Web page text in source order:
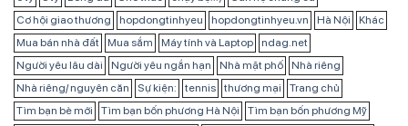
Cơ hội giao thương
hopdongtinhyeu hopdongtinhyeu.vn Hà Nội
Khác
Mua bán nhà đất
Mua sắm Máy tính và Laptop
ndag.net
Người yêu lâu dài
Người yêu ngắn hạn Nhà mặt phố
Nhà riêng
Nhà riêng/ nguyên căn
Sự kiện: tennis thương mại
Trang chủ
Tìm bạn bè mới
Tìm bạn bốn phương Hà Nội
Tìm bạn bốn phương Mỹ